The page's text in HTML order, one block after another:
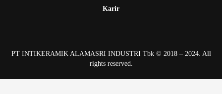
Karir
PT INTIKERAMIK ALAMASRI INDUSTRI Tbk © 2018 – 2024. All
rights reserved.